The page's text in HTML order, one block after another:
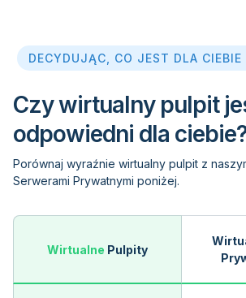
DECYDUJĄC, CO JEST DLA CIEBIE
Czy wirtualny pulpit
odpowiedni dla
Porównaj wyraźnie wirtualny pulpit z
Serwerami Prywatnymi poniżej.
Wirtualne Pulpity